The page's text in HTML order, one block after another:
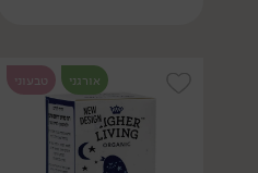
אורגני טבעוני